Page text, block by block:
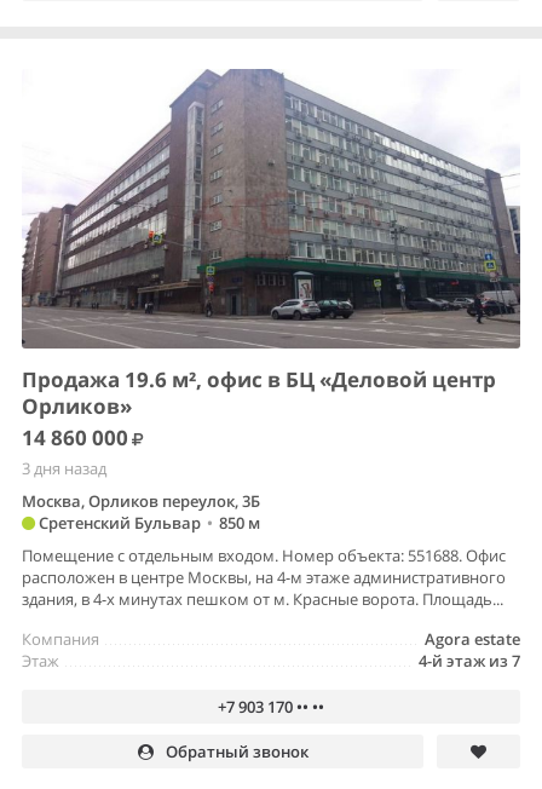
Продажа 19.6 м², офис в БЦ «Деловой центр
Орликов»
14 860 000
3 дня назад
Москва, Орликов переулок, 3Б
Сретенский Бульвар • 850 м
Помещение с отдельным входом. Номер объекта: 551688. Офис
расположен в центре Москвы, на 4-м этаже административного
здания, в 4-х минутах пешком от м. Красные ворота. Площадь...
Agora estate
Компания
4-й этаж из 7
Этаж
+7 903 170 •• ••
Обратный звонок